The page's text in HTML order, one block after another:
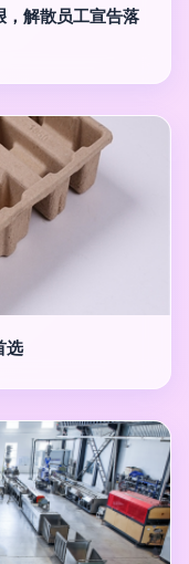
，解散员工宣告落
选